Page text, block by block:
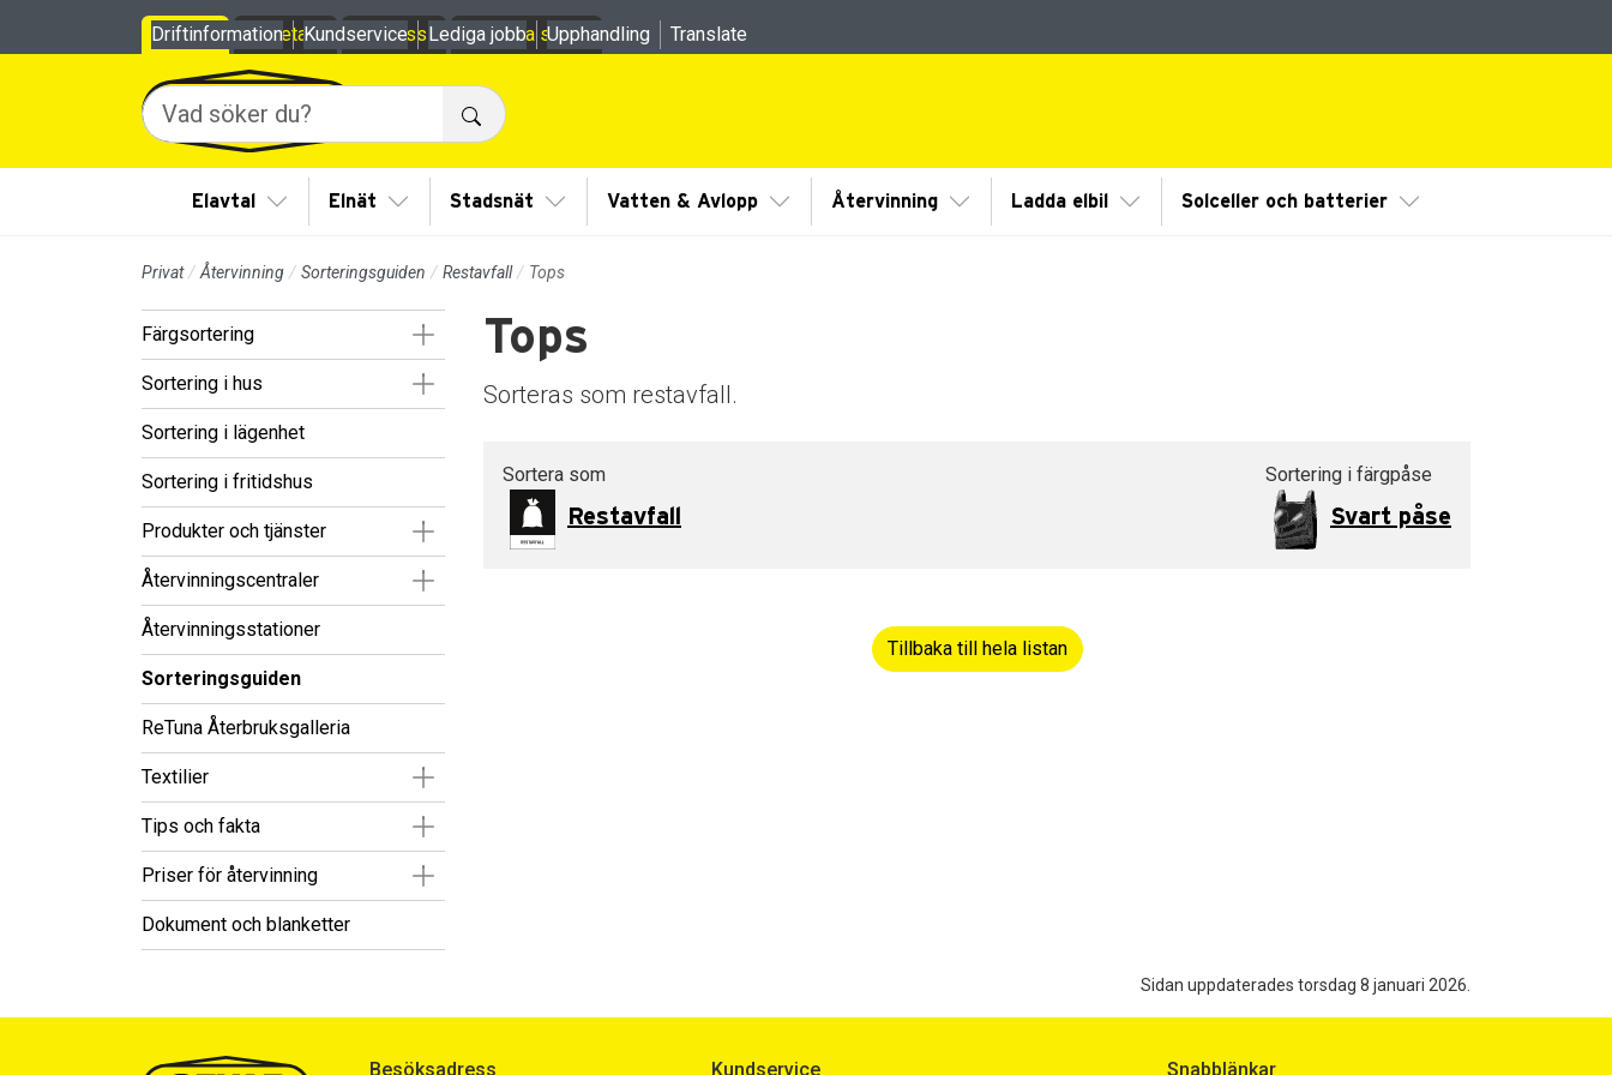
Till sidans huvudinnehåll
Privat
Företag Om oss Mina sidor
Sök
Elavtal Visa/Göm undermeny
Elnät Visa/Göm undermeny
Stadsnät Visa/Göm undermeny
Vatten & Avlopp Visa/Göm undermeny
Återvinning Visa/Göm undermeny
Ladda elbil Visa/Göm undermeny
Solceller och batterier Visa/Göm undermeny
Driftinformation Kundservice Lediga jobb Upphandling Translate
Privat Återvinning Sorteringsguiden Restavfall Tops
Färgsortering Visa/Göm undermeny
Sortering i hus Visa/Göm undermeny
Sortering i lägenhet
Sortering i fritidshus
Produkter och tjänster Visa/Göm undermeny
Återvinningscentraler Visa/Göm undermeny
Återvinningsstationer
Sorteringsguiden
ReTuna Återbruksgalleria
Textilier Visa/Göm undermeny
Tips och fakta Visa/Göm undermeny
Priser för återvinning Visa/Göm undermeny
Dokument och blanketter
Tops
Sorteras som restavfall.
Sortera som
Restavfall
Sortering i färgpåse
Svart påse
Tillbaka till hela listan
Sidan uppdaterades torsdag 8 januari 2026.
Besöksadress Kundservice Snabblänkar